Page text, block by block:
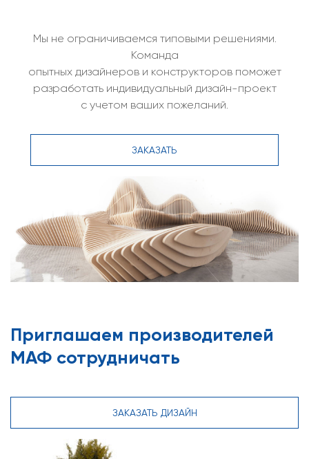
Мы не ограничиваемся типовыми решениями.
Команда
опытных дизайнеров и конструкторов поможет
разработать индивидуальный дизайн-проект
с учетом ваших пожеланий.
ЗАКАЗАТЬ
Приглашаем производителей
МАФ сотрудничать
ЗАКАЗАТЬ ДИЗАЙН